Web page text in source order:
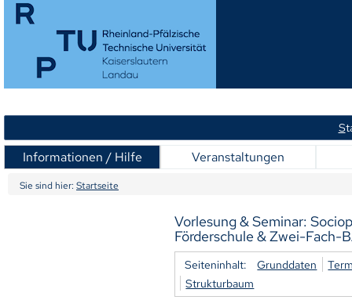
S
Informationen / Hilfe Veranstaltungen
Sie sind hier: Startseite
Vorlesung & Seminar:
Förderschule & Zwei-Fach-
Seiteninhalt: Grunddaten
Strukturbaum